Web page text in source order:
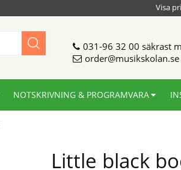
Visa
031-96 32 00 säkrast
order@musikskolan.se
NOTSKRIVNING & PROGRAMVARA
Little black